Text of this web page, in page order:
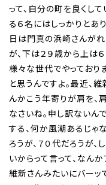
って、自分の町を良くし
る６名にはしっかりとあ
日は門真の浜崎さんが
が、下は２９歳から上は
様々な世代でやっており
と思うんですよ。最近、
んかこう年寄りが肩を、
なさいね。申し訳ないん
する、何か風潮あるじゃ
ろうが、７０代だろうが
いからって言って、なん
維新さんみたいにバーッ